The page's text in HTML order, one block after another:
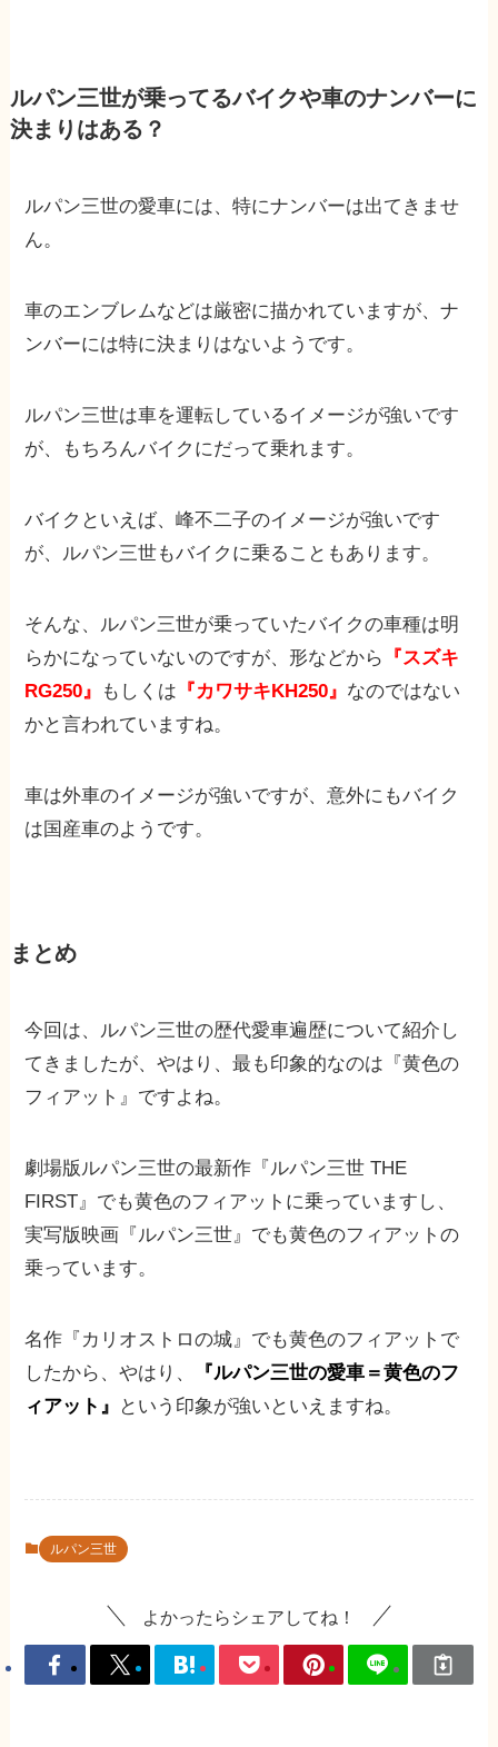
ルパン三世が乗ってるバイクや車のナンバーに
決まりはある？
ルパン三世の愛車には、特にナンバーは出てきませ
ん。
車のエンブレムなどは厳密に描かれていますが、ナ
ンバーには特に決まりはないようです。
ルパン三世は車を運転しているイメージが強いです
が、もちろんバイクにだって乗れます。
バイクといえば、峰不二子のイメージが強いです
が、ルパン三世もバイクに乗ることもあります。
そんな、ルパン三世が乗っていたバイクの車種は明
らかになっていないのですが、形などから
『スズキ
RG250』
もしくは 『カワサキKH250』 なのではない
かと言われていますね。
車は外車のイメージが強いですが、意外にもバイク
は国産車のようです。
まとめ
今回は、ルパン三世の歴代愛車遍歴について紹介し
てきましたが、やはり、最も印象的なのは『黄色の
フィアット』ですよね。
劇場版ルパン三世の最新作『ルパン三世 THE
FIRST』でも黄色のフィアットに乗っていますし、
実写版映画『ルパン三世』でも黄色のフィアットの
乗っています。
名作『カリオストロの城』でも黄色のフィアットで
したから、やはり、
『ルパン三世の愛車＝黄色のフ
ィアット』
という印象が強いといえますね。
ルパン三世
よかったらシェアしてね！